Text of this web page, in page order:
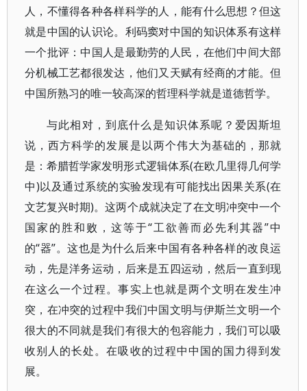
人，不懂得各种各样科学的人，能有什么思想？但这
就是中国的认识论。利码窦对中国的知识体系有这样
一个批评：中国人是最勤劳的人民，在他们中间大部
分机械工艺都很发达，他们又天赋有经商的才能。但
中国所熟习的唯一较高深的哲理科学就是道德哲学。
与此相对，到底什么是知识体系呢？爱因斯坦
说，西方科学的发展是以两个伟大为基础的，那就
是：希腊哲学家发明形式逻辑体系(在欧几里得几何学
中)以及通过系统的实验发现有可能找出因果关系(在
文艺复兴时期)。这两个成就决定了在文明冲突中一个
国家的胜和败，这等于“工欲善而必先利其器”中
的“器”。这也是为什么后来中国有各种各样的改良运
动，先是洋务运动，后来是五四运动，然后一直到现
在这么一个过程。事实上也就是两个文明在发生冲
突，在冲突的过程中我们中国文明与伊斯兰文明一个
很大的不同就是我们有很大的包容能力，我们可以吸
收别人的长处。在吸收的过程中中国的国力得到发
展。